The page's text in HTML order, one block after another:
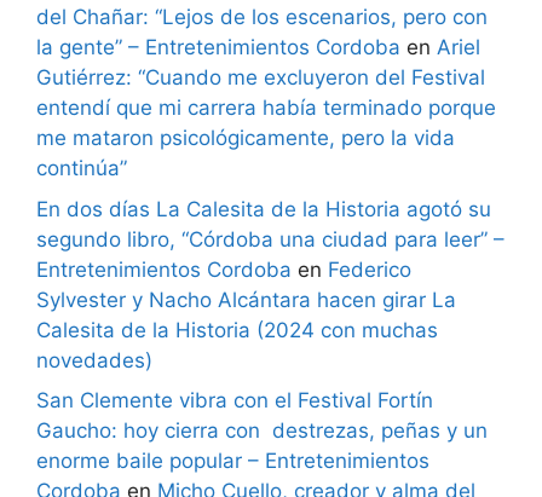
del Chañar: “Lejos de los escenarios, pero con
la gente” – Entretenimientos Cordoba en Ariel
Gutiérrez: “Cuando me excluyeron del Festival
entendí que mi carrera había terminado porque
me mataron psicológicamente, pero la vida
continúa”
En dos días La Calesita de la Historia agotó su
segundo libro, “Córdoba una ciudad para leer” –
Entretenimientos Cordoba en Federico
Sylvester y Nacho Alcántara hacen girar La
Calesita de la Historia (2024 con muchas
novedades)
San Clemente vibra con el Festival Fortín
Gaucho: hoy cierra con destrezas, peñas y un
enorme baile popular – Entretenimientos
Cordoba en Micho Cuello, creador y alma del